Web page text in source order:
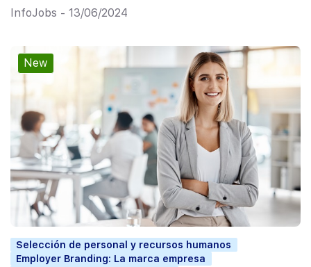
InfoJobs - 13/06/2024
New
Selección de personal y recursos humanos
Employer Branding: La marca empresa